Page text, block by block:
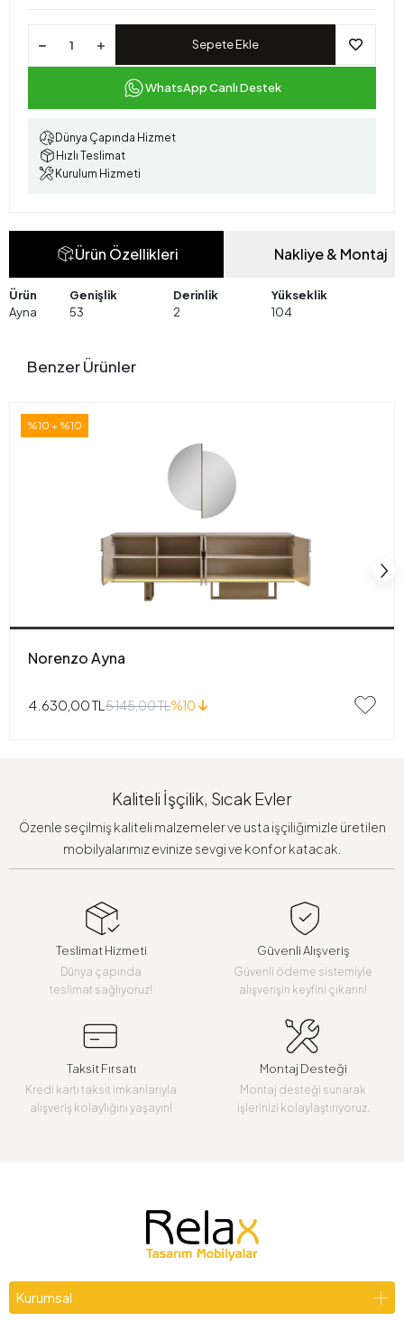
Sepete Ekle
WhatsApp Canlı Destek
Dünya Çapında Hizmet
Hızlı Teslimat
Kurulum Hizmeti
Ürün Özellikleri Nakliye & Montaj
Ürün Genişlik Derinlik
Yükseklik
Ayna
53 2 104
Benzer Ürünler
%10 + %10
Norenzo Ayna
4.630,00 TL 5.145,00 TL%10
Kaliteli İşçilik, Sıcak Evler
Özenle seçilmiş kaliteli malzemeler ve usta işçiliğimizle üretilen
mobilyalarımız evinize sevgi ve konfor katacak.
Teslimat Hizmeti
Dünya çapında
teslimat sağlıyoruz!
Güvenli Alışveriş
Güvenli ödeme sistemiyle
alışverişin keyfini çıkarın!
Taksit Fırsatı
Kredi kartı taksit imkanlarıyla
alışveriş kolaylığını yaşayın!
Montaj Desteği
Montaj desteği sunarak
işlerinizi kolaylaştırıyoruz.
Kurumsal